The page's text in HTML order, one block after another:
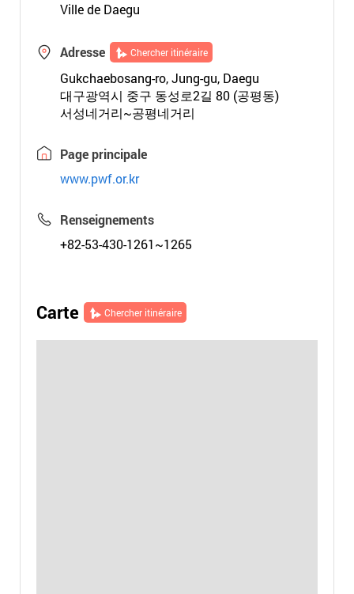
Ville de Daegu
Adresse Chercher itinéraire
Gukchaebosang-ro, Jung-gu, Daegu
대구광역시 중구 동성로2길 80 (공평동)
서성네거리~공평네거리
Page principale
www.pwf.or.kr
Renseignements
+82-53-430-1261~1265
Carte Chercher itinéraire